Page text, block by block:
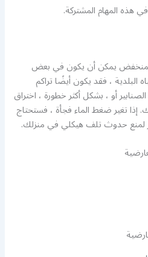
هذه المهام المشتركة.
يمكن أن يكون في بعض
البلدية ، فقد يكون أيضًا تراكم
أو ، بشكل أكثر خطورة ، اختراق
تغير ضغط الماء فجأة ، فستحتاج
لمنع حدوث تلف هيكلي في منزلك.